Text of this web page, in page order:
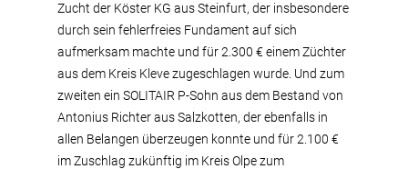
Zucht der Köster KG aus Steinfurt, der insbesondere
durch sein fehlerfreies Fundament auf sich
aufmerksam machte und für 2.300 € einem Züchter
aus dem Kreis Kleve zugeschlagen wurde. Und zum
zweiten ein SOLITAIR P-Sohn aus dem Bestand von
Antonius Richter aus Salzkotten, der ebenfalls in
allen Belangen überzeugen konnte und für 2.100 €
im Zuschlag zukünftig im Kreis Olpe zum